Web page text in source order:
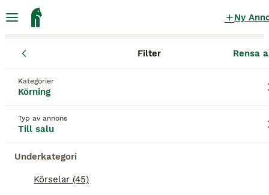
Ny
Filter Rensa
Kategorier
Körning
Typ av annons
Till salu
Underkategori
Körselar (45)
Körvagnar till salu
BOOSTADE ANNONSER